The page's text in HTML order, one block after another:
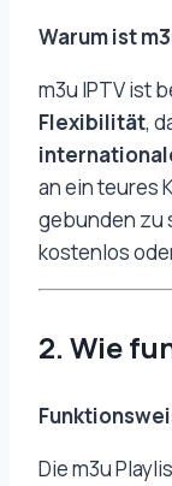
Warum ist
m3u IPTV ist
Flexibilität,
an ein teures
gebunden zu
kostenlos
2. Wie
Die m3u